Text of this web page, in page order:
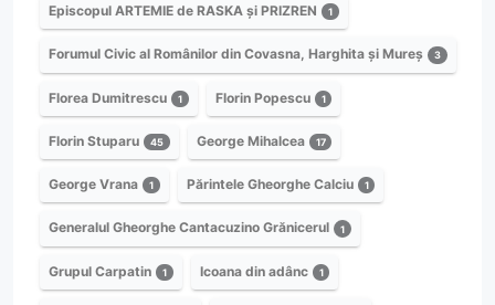
Episcopul ARTEMIE de RASKA și PRIZREN 1
Forumul Civic al Românilor din Covasna, Harghita și Mureș 3
Florea Dumitrescu 1 Florin Popescu 1
Florin Stuparu 45 George Mihalcea 17
George Vrana 1 Părintele Gheorghe Calciu 1
Generalul Gheorghe Cantacuzino Grănicerul 1
Grupul Carpatin 1 Icoana din adânc 1